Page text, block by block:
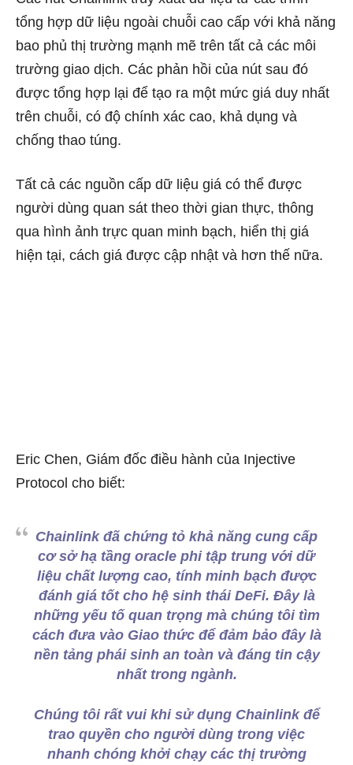
tổng hợp dữ liệu ngoài chuỗi cao cấp với khả năng
bao phủ thị trường mạnh mẽ trên tất cả các môi
trường giao dịch. Các phản hồi của nút sau đó
được tổng hợp lại để tạo ra một mức giá duy nhất
trên chuỗi, có độ chính xác cao, khả dụng và
chống thao túng.
Tất cả các nguồn cấp dữ liệu giá có thể được
người dùng quan sát theo thời gian thực, thông
qua hình ảnh trực quan minh bạch, hiển thị giá
hiện tại, cách giá được cập nhật và hơn thế nữa.
Eric Chen, Giám đốc điều hành của Injective
Protocol cho biết:
Chainlink đã chứng tỏ khả năng cung cấp
cơ sở hạ tầng oracle phi tập trung với dữ
liệu chất lượng cao, tính minh bạch được
đánh giá tốt cho hệ sinh thái DeFi. Đây là
những yếu tố quan trọng mà chúng tôi tìm
cách đưa vào Giao thức để đảm bảo đây là
nền tảng phái sinh an toàn và đáng tin cậy
nhất trong ngành.
Chúng tôi rất vui khi sử dụng Chainlink để
trao quyền cho người dùng trong việc
nhanh chóng khởi chạy các thị trường